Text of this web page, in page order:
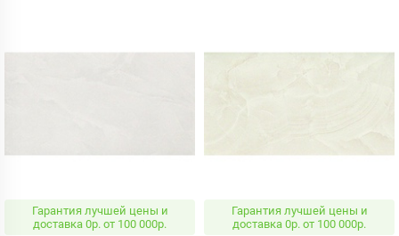
Гарантия лучшей цены и
доставка 0р. от 100 000р.
Гарантия лучшей цены и
доставка 0р. от 100 000р.